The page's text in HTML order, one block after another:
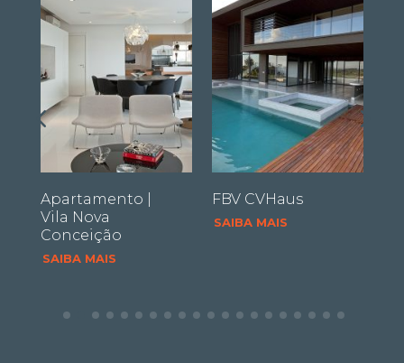
Apartamento |
Vila Nova
Conceição
SAIBA MAIS
FBV CVHaus
SAIBA MAIS